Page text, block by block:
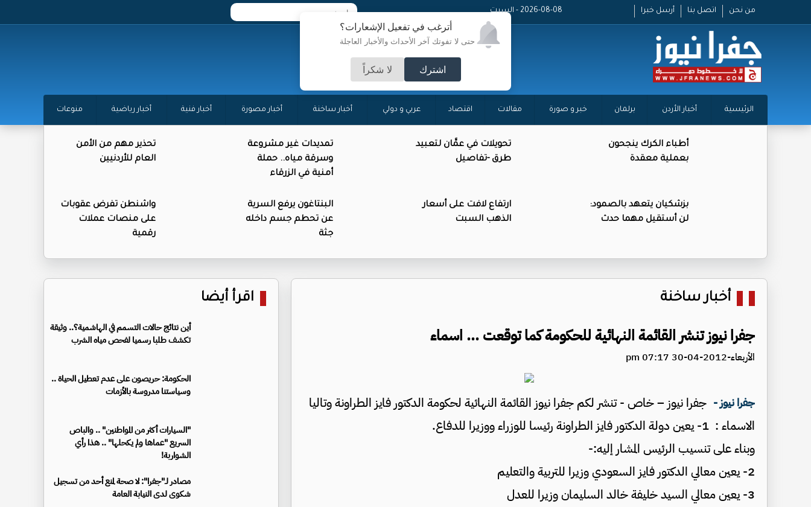
أترغب في تفعيل الإشعارات؟
حتى لا تفوتك آخر الأحداث والأخبار العاجلة
اشترك لا شكراً
من نحن اتصل بنا أرسل خبرا 2026-08-08 - السبت
الرئيسية أخبار الأردن برلمان خبر و صورة مقالات اقتصاد عربي و دولي أخبار ساخنة أخبار مصورة أخبار فنية أخبار رياضية منوعات
أطباء الكرك ينجحون
بعملية معقدة
تحويلات في عمَّان لتعبيد
طرق -تفاصيل
تمديدات غير مشروعة
وسرقة مياه.. حملة
أمنية في الزرقاء
تحذير مهم من الأمن
العام للأردنيين
بزشكيان يتعهد بالصمود:
لن أستقيل مهما حدث
ارتفاع لافت على أسعار
الذهب السبت
البنتاغون يرفع السرية
عن تحطم جسم داخله
جثة
واشنطن تفرض عقوبات
على منصات عملات
رقمية
أخبار ساخنة
جفرا نيوز تنشر القائمة النهائية للحكومة كما توقعت ... اسماء
الأربعاء-2012-04-30 07:17 pm
جفرا نيوز - جفرا نيوز – خاص - تنشر لكم جفرا نيوز القائمة النهائية لحكومة الدكتور فايز الطراونة وتاليا
الاسماء : 1- يعين دولة الدكتور فايز الطراونة رئيسا للوزراء ووزيرا للدفاع.
وبناء على تنسيب الرئيس المشار إليه:-
2- يعين معالي الدكتور فايز السعودي وزيرا للتربية والتعليم
3- يعين معالي السيد خليفة خالد السليمان وزيرا للعدل
اقرأ أيضا
أين نتائج حالات التسمم في الهاشمية؟.. وثيقة
تكشف طلبا رسميا لفحص مياه الشرب
الحكومة: حريصون على عدم تعطيل الحياة ..
وسياستنا مدروسة بالأزمات
"السيارات أكثر من المواطنين" .. والباص
السريع "عماها ولم يكحلها" .. هذا رأي
الشواربة!
مصادر لـ"جفرا": لا صحة لمنع أحد من تسجيل
شكوى لدى النيابة العامة